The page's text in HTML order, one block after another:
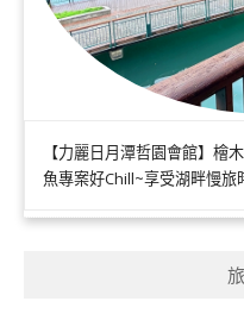
【力麗日月潭哲園會館】檜
魚專案好Chill~享受湖畔慢旅